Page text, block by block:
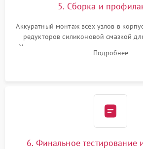
5. Сборка и
Аккуратный монтаж всех узлов в
редукторов силиконовой смазкой
Установка новых расходных
микрофибры, щеток). Надежная
Подробнее
6. Финальное тестирование